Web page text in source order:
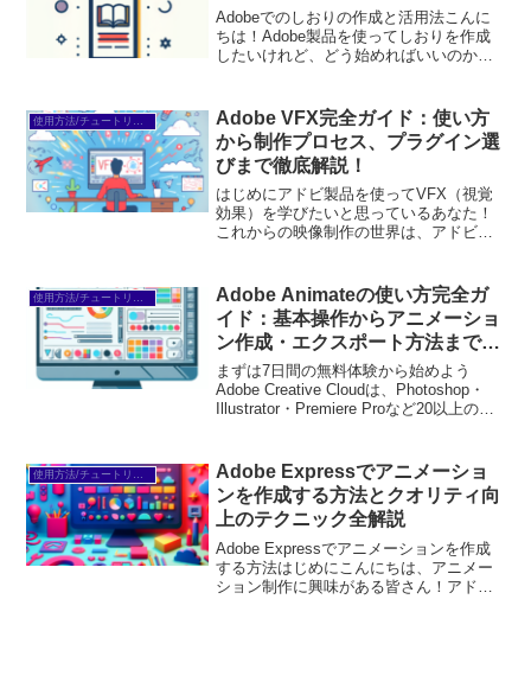
Adobeでのしおりの作成と活用法こんに
ちは！Adobe製品を使ってしおりを作成
したいけれど、どう始めればいいのか迷
的に活用する方法をプロの目線からご紹
介します。初心者...
Adobe VFX完全ガイド：使い方
から制作プロセス、プラグイン選
びまで徹底解説！
はじめにアドビ製品を使ってVFX（視覚
効果）を学びたいと思っているあなた！
これからの映像制作の世界は、アドビの
ぜひ一緒にその魅力を探っていきましょ
う！Adobe VFX...
Adobe Animateの使い方完全ガ
イド：基本操作からアニメーショ
ン作成・エクスポート方法まで徹
底解説！
まずは7日間の無料体験から始めよう
Adobe Creative Cloudは、Photoshop・
Illustrator・Premiere Proなど20以上のア
→※...
使用方法/チュートリアル
Adobe Expressでアニメーショ
ンを作成する方法とクオリティ向
上のテクニック全解説
Adobe Expressでアニメーションを作成
する方法はじめにこんにちは、アニメー
ション制作に興味がある皆さん！アドビ